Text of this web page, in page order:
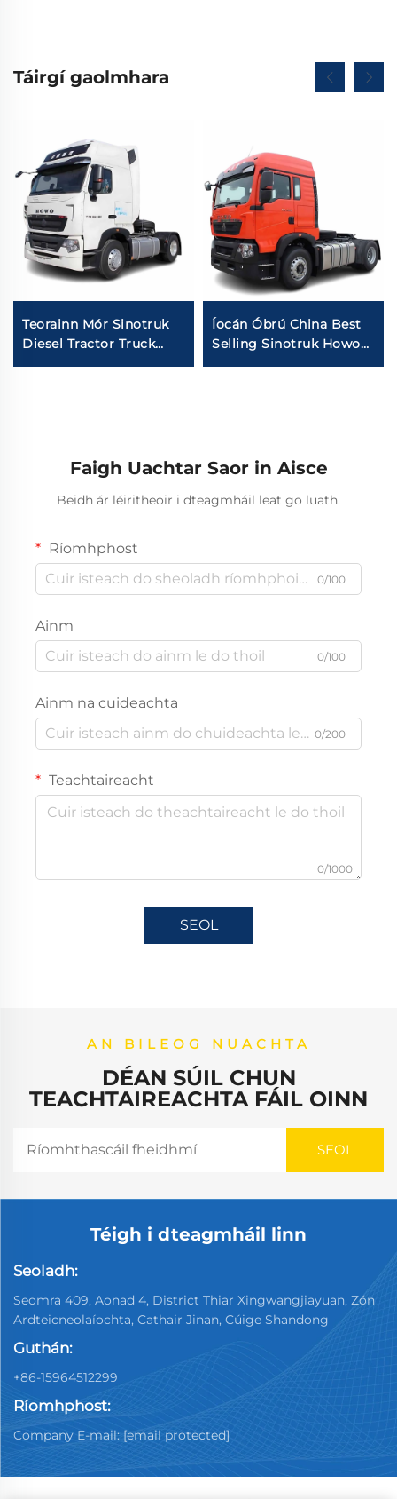
Táirgí gaolmhara
Teorainn Mór Sinotruk
Diesel Tractor Truck
Euro2 440HP 4*2 6*4
Íocán Óbrú China Best
Selling Sinotruk Howo
4x2 6x4 Tractor Truck
Faigh Uachtar Saor in Aisce
Beidh ár léiritheoir i dteagmháil leat go luath.
Ríomhphost
0/100
Ainm
0/100
Ainm na cuideachta
0/200
Teachtaireacht
0/1000
SEOL
AN BILEOG NUACHTA
DÉAN SÚIL CHUN
TEACHTAIREACHTA FÁIL OINN
Téigh i dteagmháil linn
Seoladh:
Seomra 409, Aonad 4, District Thiar Xingwangjiayuan, Zón
Ardteicneolaíochta, Cathair Jinan, Cúige Shandong
Guthán:
+86-15964512299
Ríomhphost:
Company E-mail: [email protected]